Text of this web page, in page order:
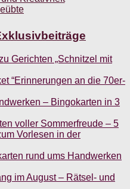
Gerichten „Schnitzel mit
“Erinnerungen an die 70er-
– Bingokarten in 3
voller Sommerfreude – 5
Vorlesen in der
rund ums Handwerken
im August – Rätsel- und